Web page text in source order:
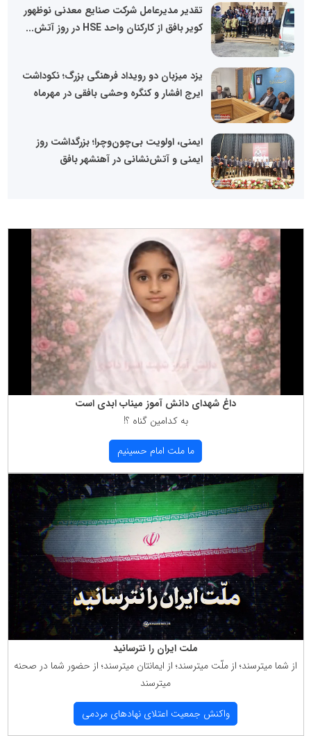
تقدیر مدیرعامل شرکت صنایع معدنی نوظهور
کویر بافق از کارکنان واحد HSE در روز آتش...
یزد میزبان دو رویداد فرهنگی بزرگ؛ نکوداشت
ایرج افشار و کنگره وحشی بافقی در مهرماه
ایمنی، اولویت بی‌چون‌وچرا؛ بزرگداشت روز
ایمنی و آتش‌نشانی در آهنشهر بافق
داغ شهدای دانش آموز میناب ابدی است
به كدامین گناه ؟!
ما ملت امام حسینیم
ملت ایران را نترسانید
از شما میترسند؛ از ملّت میترسند؛ از ایمانتان میترسند؛ از حضور شما در صحنه
میترسند
واكنش جمعیت اعتلای نهادهای مردمی